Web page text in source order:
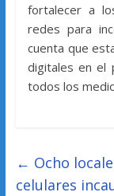
fortalecer a
redes para
cuenta que
digitales en el
todos los
← Ocho
celulares